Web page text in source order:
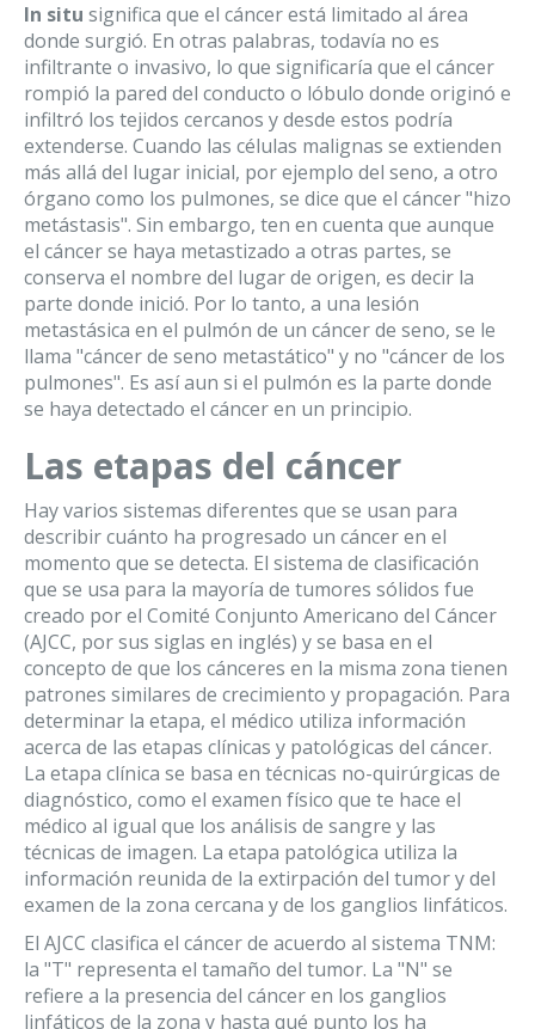
In situ significa que el cáncer está limitado al área
donde surgió. En otras palabras, todavía no es
infiltrante o invasivo, lo que significaría que el cáncer
rompió la pared del conducto o lóbulo donde originó e
infiltró los tejidos cercanos y desde estos podría
extenderse. Cuando las células malignas se extienden
más allá del lugar inicial, por ejemplo del seno, a otro
órgano como los pulmones, se dice que el cáncer "hizo
metástasis". Sin embargo, ten en cuenta que aunque
el cáncer se haya metastizado a otras partes, se
conserva el nombre del lugar de origen, es decir la
parte donde inició. Por lo tanto, a una lesión
metastásica en el pulmón de un cáncer de seno, se le
llama "cáncer de seno metastático" y no "cáncer de los
pulmones". Es así aun si el pulmón es la parte donde
se haya detectado el cáncer en un principio.
Las etapas del cáncer
Hay varios sistemas diferentes que se usan para
describir cuánto ha progresado un cáncer en el
momento que se detecta. El sistema de clasificación
que se usa para la mayoría de tumores sólidos fue
creado por el Comité Conjunto Americano del Cáncer
(AJCC, por sus siglas en inglés) y se basa en el
concepto de que los cánceres en la misma zona tienen
patrones similares de crecimiento y propagación. Para
determinar la etapa, el médico utiliza información
acerca de las etapas clínicas y patológicas del cáncer.
La etapa clínica se basa en técnicas no-quirúrgicas de
diagnóstico, como el examen físico que te hace el
médico al igual que los análisis de sangre y las
técnicas de imagen. La etapa patológica utiliza la
información reunida de la extirpación del tumor y del
examen de la zona cercana y de los ganglios linfáticos.
El AJCC clasifica el cáncer de acuerdo al sistema TNM:
la "T" representa el tamaño del tumor. La "N" se
refiere a la presencia del cáncer en los ganglios
linfáticos de la zona y hasta qué punto los ha